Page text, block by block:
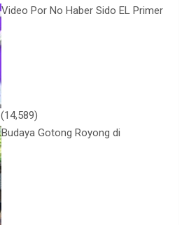
Video Por No Haber Sido EL Primer
(14,589)
Budaya Gotong Royong di